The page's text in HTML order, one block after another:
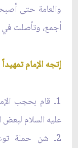
والعامة حتى
أجمع، وتأصلت
إتجه الإمام
1ـ قام بحجب
عليه السلام
2ـ شن حملة